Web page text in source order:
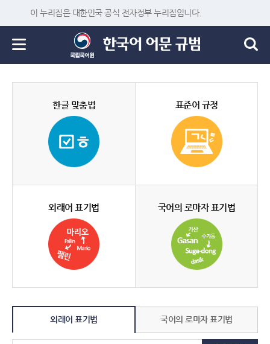
이 누리집은 대한민국 공식 전자정부 누리집입니다.
한글 맞춤법 표준어 규정
외래어 표기법 국어의 로마자 표기법
외래어 표기법 국어의 로마자 표기법